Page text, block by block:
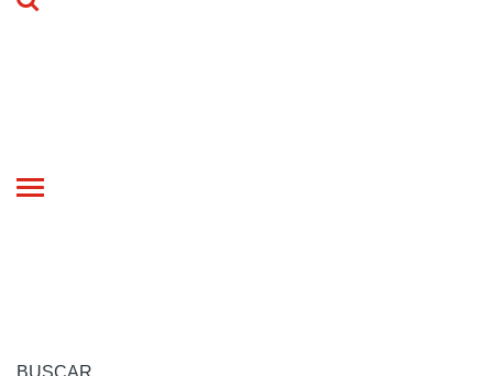
Toggle